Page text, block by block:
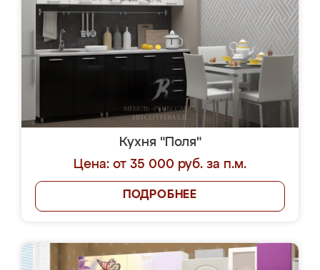
Кухня "Поля"
Цена: от 35 000 руб. за п.м.
ПОДРОБНЕЕ